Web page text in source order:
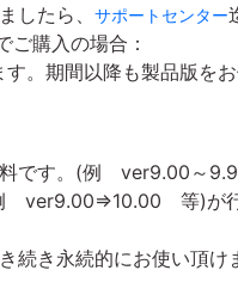
したら、 サポートセンター
ご購入の場合：
。期間以降も製品版を
料です。(例 ver9.00
ver9.00⇒10.00 等)が
続き永続的にお使い頂